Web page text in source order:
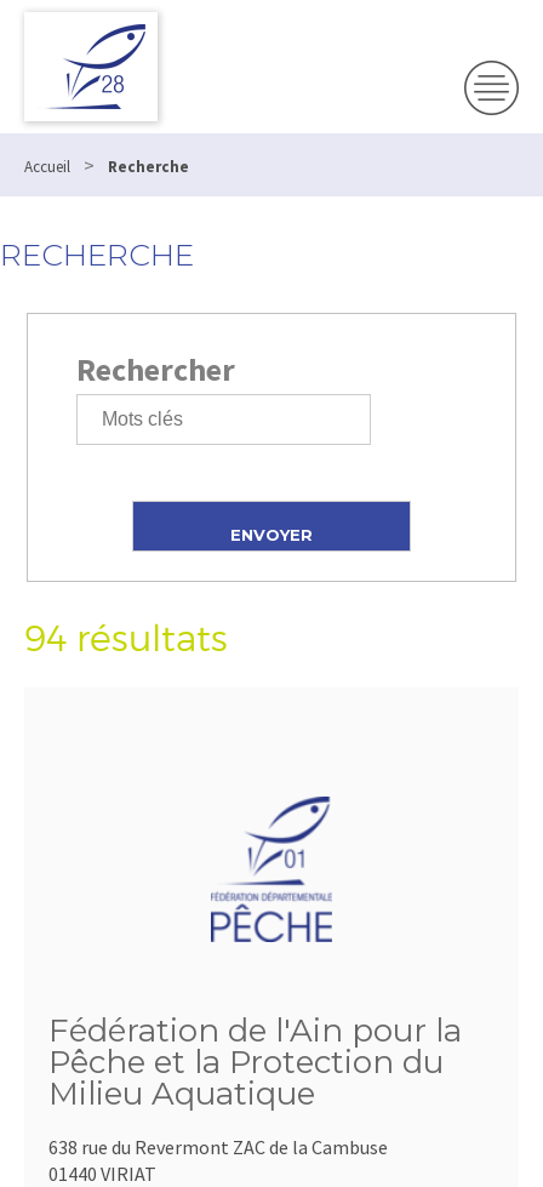
Accueil > Recherche
RECHERCHE
Rechercher
94 résultats
Fédération de l'Ain pour la
Pêche et la Protection du
Milieu Aquatique
638 rue du Revermont ZAC de la Cambuse
01440 VIRIAT